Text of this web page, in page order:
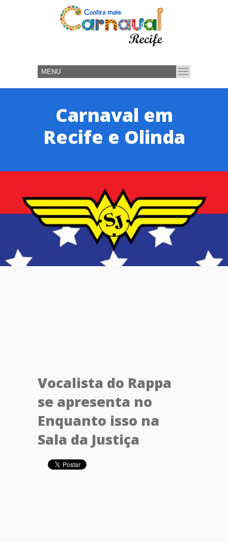
Carnaval em
Recife e Olinda
Vocalista do Rappa
se apresenta no
Enquanto isso na
Sala da Justiça